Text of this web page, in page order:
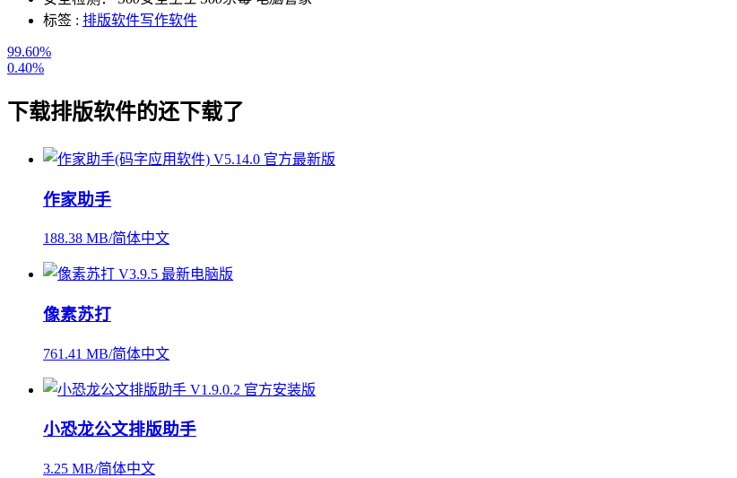
标签 : 排版软件写作软件
99.60%
0.40%
下载排版软件的还下载了
作家助手
188.38 MB/简体中文
像素苏打
761.41 MB/简体中文
小恐龙公文排版助手
3.25 MB/简体中文